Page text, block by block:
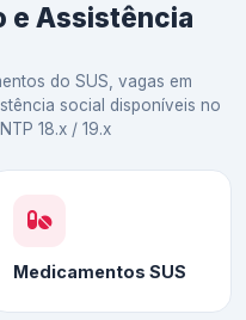
e Assistência
do SUS, vagas em
social disponíveis no
18.x / 19.x
Medicamentos SUS